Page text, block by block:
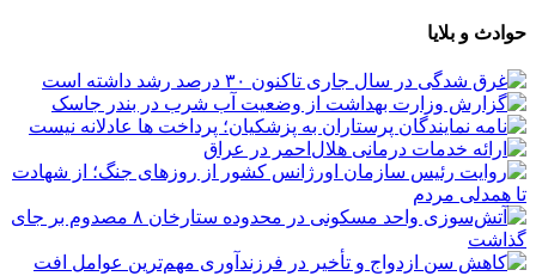
و بلایا